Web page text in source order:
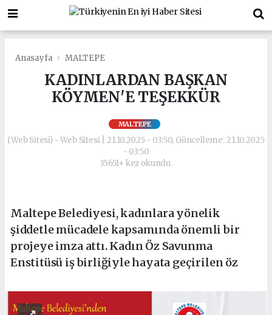
Anasayfa MALTEPE
KADINLARDAN BAŞKAN
KÖYMEN'E TEŞEKKÜR
MALTEPE
(Web Sitesi) - Web Sitesi | 21.10.2025 - 03:50, Güncelleme: 21.10.2025
- 03:50
35651+ kez okundu.
Maltepe Belediyesi, kadınlara yönelik
şiddetle mücadele kapsamında önemli bir
projeye imza attı. Kadın Öz Savunma
Enstitüsü iş birliğiyle hayata geçirilen öz